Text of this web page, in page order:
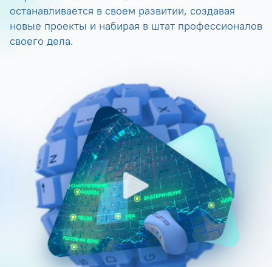
останавливается в своем развитии, создавая
новые проекты и набирая в штат профессионалов
своего дела.